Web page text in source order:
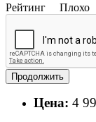
Рейтинг Плохо
Продолжить
Цена: 4